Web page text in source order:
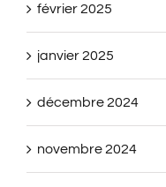
février 2025
janvier 2025
décembre 2024
novembre 2024